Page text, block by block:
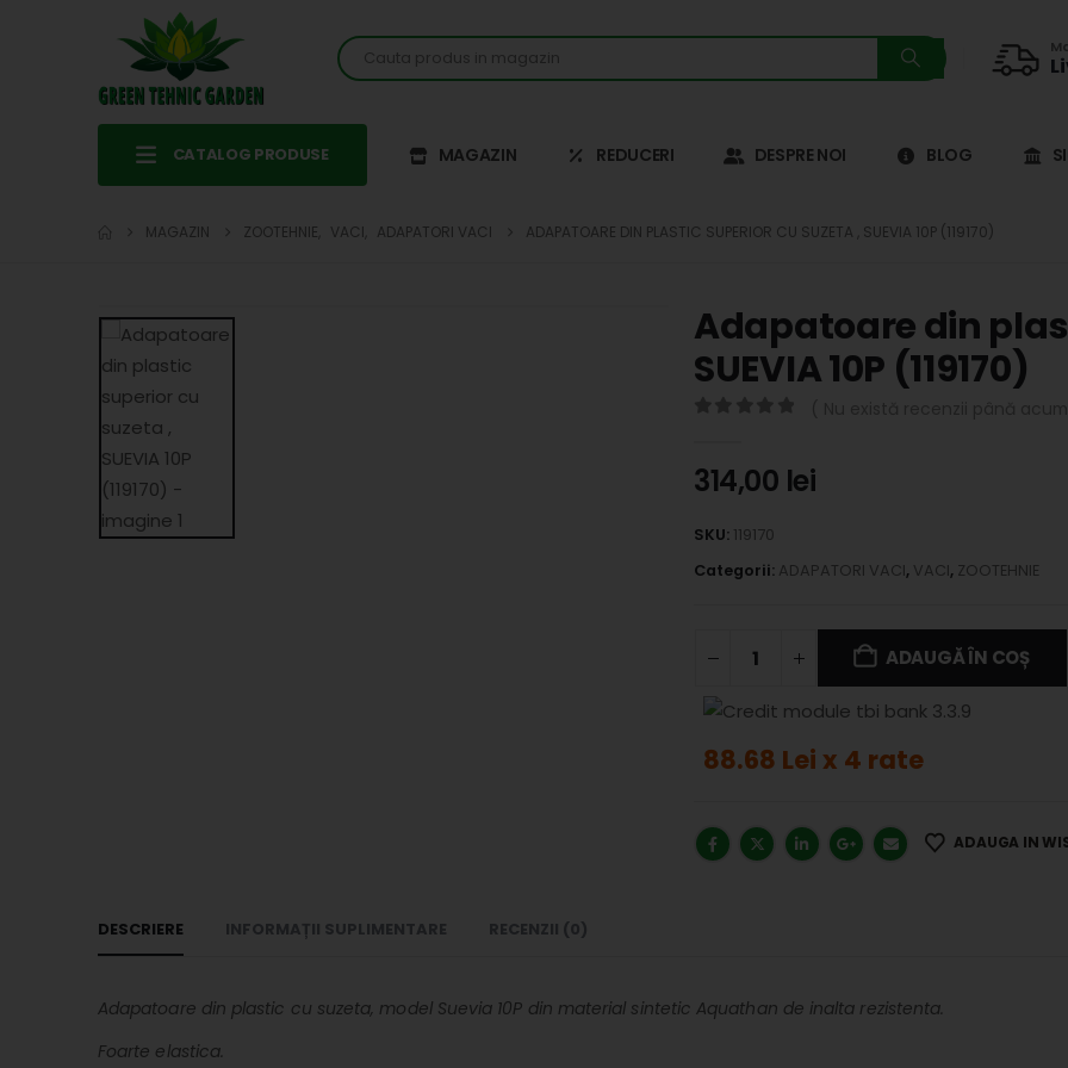
CATALOG PRODUSE MAGAZIN REDUCERI DESPRE NOI BLOG
MAGAZIN ZOOTEHNIE VACI ADAPATORI VACI ADAPATOARE DIN PLASTIC SUPERIOR CU SUZETA , SUEVIA 10P (119170)
Adapatoare din
SUEVIA 10P (119170)
314,00 lei
SKU: 119170
Categorii: ADAPATORI VACI, VACI, ZOOTEHNIE
ADAUGĂ ÎN COȘ
88.68 Lei x 4 rate
ADAUGA IN
DESCRIERE INFORMAȚII SUPLIMENTARE RECENZII (0)
Adapatoare din plastic cu suzeta, model Suevia 10P din material sintetic Aquathan de inalta rezistenta.
Foarte elastica.